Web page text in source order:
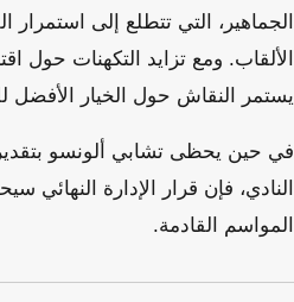
الجماهير، التي تتطلع إلى
الألقاب. ومع تزايد التكهنات حول
يستمر النقاش حول الخيار الأفضل
في حين يحظى تشابي ألونسو
النادي، فإن قرار الإدارة النهائي
المواسم القادمة.